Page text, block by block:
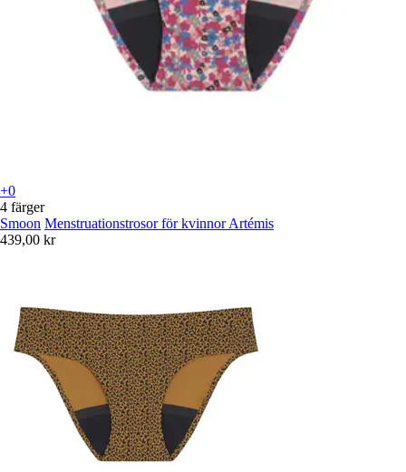
+0
4 färger
Smoon Menstruationstrosor för kvinnor Artémis
439,00 kr